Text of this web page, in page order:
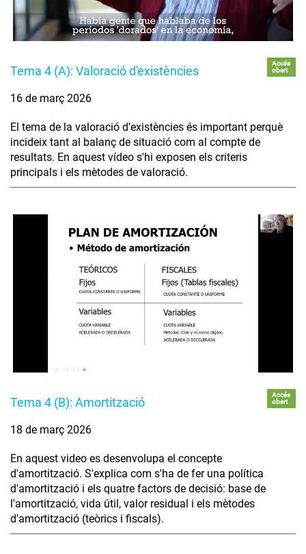
Tema 4 (A): Valoració d'existències
Accés
obert
16 de març 2026
El tema de la valoració d'existències és important perquè
incideix tant al balanç de situació com al compte de
resultats. En aquest vídeo s'hi exposen els criteris
principals i els mètodes de valoració.
Tema 4 (B): Amortització
Accés
obert
18 de març 2026
En aquest video es desenvolupa el concepte
d'amortització. S'explica com s'ha de fer una política
d'amortització i els quatre factors de decisió: base de
l'amortització, vida útil, valor residual i els mètodes
d'amortització (teòrics i fiscals).